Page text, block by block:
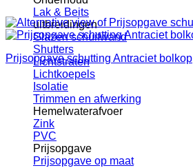
Lak & Beits
uitbreidingen
Glazen schuifwand
Shutters
Lichtstraten
Lichtkoepels
Isolatie
Trimmen en afwerking
Hemelwaterafvoer
Zink
PVC
Prijsopgave
Prijsopgave op maat
Prijsopgave schutting Antraciet bolkop